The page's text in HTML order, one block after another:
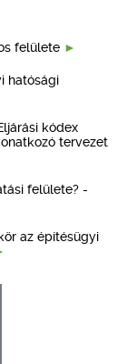
felülete
hatósági
kódex
tervezet
felülete? -
az építésügyi